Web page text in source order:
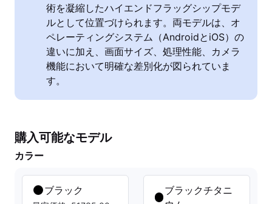
術を凝縮したハイエンドフラッグシップモデ
ルとして位置づけられます。両モデルは、オ
ペレーティングシステム（AndroidとiOS）の
違いに加え、画面サイズ、処理性能、カメラ
機能において明確な差別化が図られていま
す。
購入可能なモデル
カラー
ブラック
ブラックチタニ